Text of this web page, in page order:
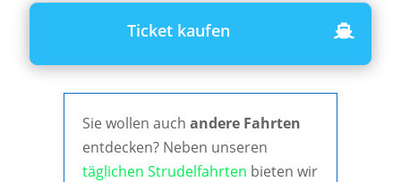
Ticket kaufen
Sie wollen auch andere Fahrten
entdecken? Neben unseren
täglichen Strudelfahrten bieten wir